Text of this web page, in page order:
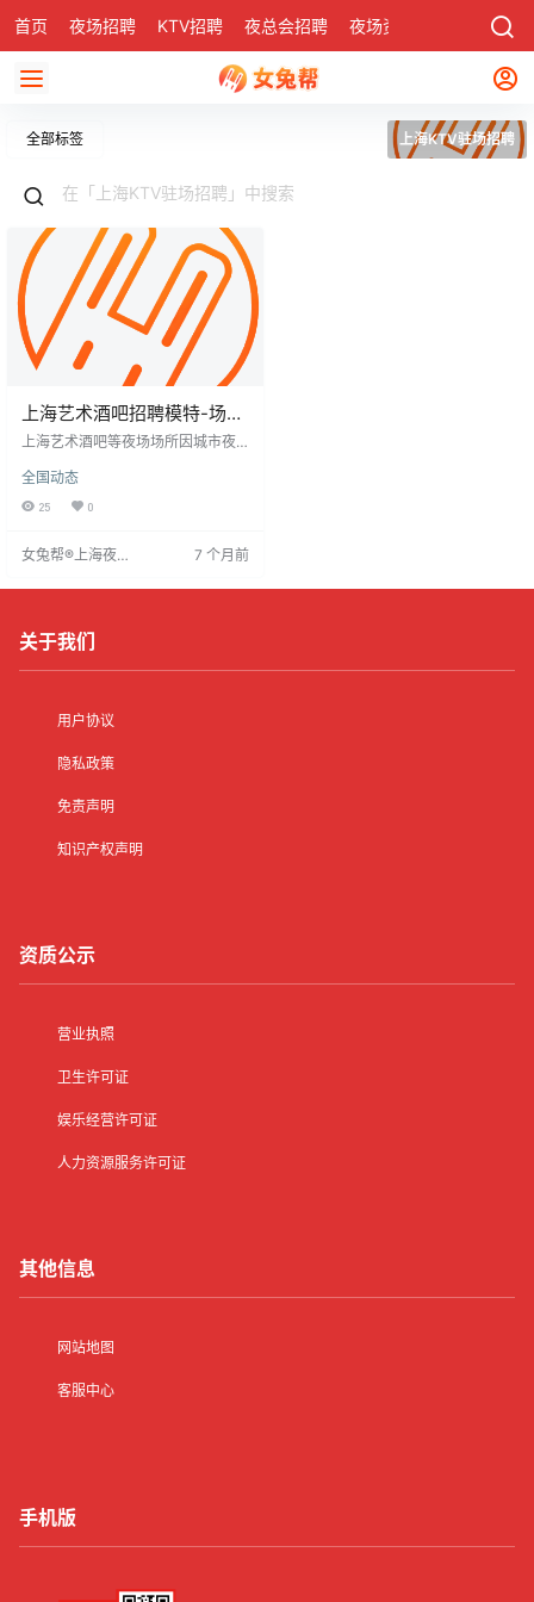
首页 夜场招聘 KTV招聘 夜总会招聘 夜场资讯 社区
全部标签 上海KTV驻场招聘
上海艺术酒吧招聘模特-场子
众多领队驻场直招
上海艺术酒吧等夜场场所因城市夜
等岗位，日结高薪且包吃住。招聘
要求注重形象气质、沟通能力，部
度大但回报丰厚，为求职者提供展
行业优化发展。
全国动态
25 0
女兔帮®上海夜场
7 个月前
关于我们
用户协议
隐私政策
免责声明
知识产权声明
资质公示
营业执照
卫生许可证
娱乐经营许可证
人力资源服务许可证
其他信息
网站地图
客服中心
手机版